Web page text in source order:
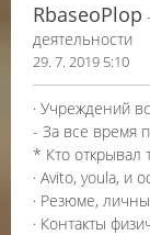
RbaseoPlop
деятельности
29. 7. 2019 5:10
· Учреждений
- За все время
* Кто
· Avito, youla, и
· Резюме,
· Контакты